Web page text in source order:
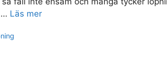
… Läs mer